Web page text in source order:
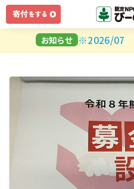
ログイン
ログインしたままにする
お知らせ ※2026/07